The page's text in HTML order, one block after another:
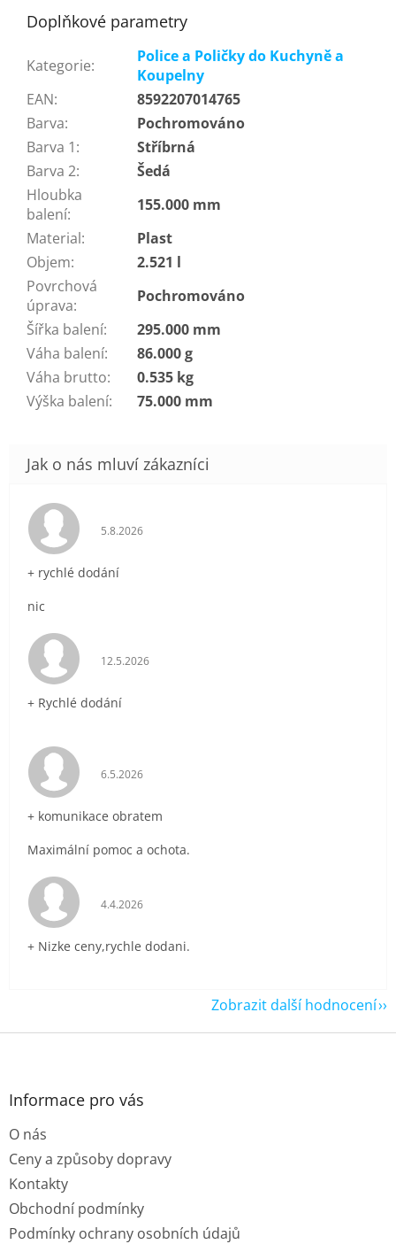
Doplňkové parametry
Kategorie:
Police a Poličky do Kuchyně a
Koupelny
EAN:
8592207014765
Barva:
Pochromováno
Barva 1:
Stříbrná
Barva 2:
Šedá
Hloubka
balení:
155.000 mm
Material:
Plast
Objem:
2.521 l
Povrchová
úprava:
Pochromováno
Šířka balení:
295.000 mm
Váha balení:
86.000 g
Váha brutto:
0.535 kg
Výška balení: 75.000 mm
Hodnocení obchodu je 5 z 5 hvězdiček.
5.8.2026
+ rychlé dodání
nic
Hodnocení obchodu je 5 z 5 hvězdiček.
12.5.2026
+ Rychlé dodání
Hodnocení obchodu je 5 z 5 hvězdiček.
6.5.2026
+ komunikace obratem
Maximální pomoc a ochota.
Hodnocení obchodu je 5 z 5 hvězdiček.
4.4.2026
+ Nizke ceny,rychle dodani.
Zobrazit další hodnocení
Z
Informace pro vás
O nás
Ceny a způsoby dopravy
Kontakty
Obchodní podmínky
Podmínky ochrany osobních údajů